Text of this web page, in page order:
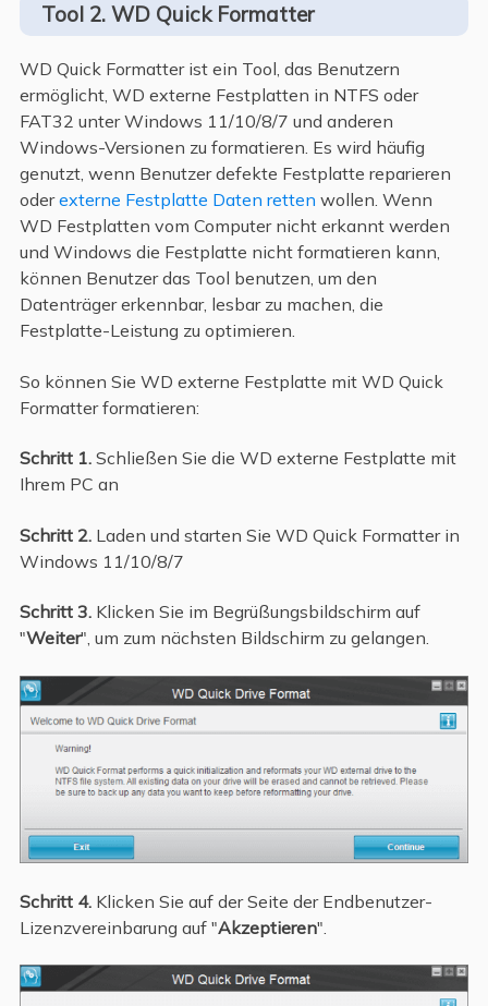
Tool 2. WD Quick Formatter
WD Quick Formatter ist ein Tool, das Benutzern
ermöglicht, WD externe Festplatten in NTFS oder
FAT32 unter Windows 11/10/8/7 und anderen
Windows-Versionen zu formatieren. Es wird häufig
genutzt, wenn Benutzer defekte Festplatte reparieren
oderexterne Festplatte Daten retten wollen. Wenn
WD Festplatten vom Computer nicht erkannt werden
und Windows die Festplatte nicht formatieren kann,
können Benutzer das Tool benutzen, um den
Datenträger erkennbar, lesbar zu machen, die
Festplatte-Leistung zu optimieren.
So können Sie WD externe Festplatte mit WD Quick
Formatter formatieren:
Schritt 1.Schließen Sie die WD externe Festplatte mit
Ihrem PC an
Schritt 2.Laden und starten Sie WD Quick Formatter in
Windows 11/10/8/7
Schritt 3. Klicken Sie im Begrüßungsbildschirm auf
"Weiter", um zum nächsten Bildschirm zu gelangen.
Schritt 4.Klicken Sie auf der Seite der Endbenutzer-
Lizenzvereinbarung auf "Akzeptieren".